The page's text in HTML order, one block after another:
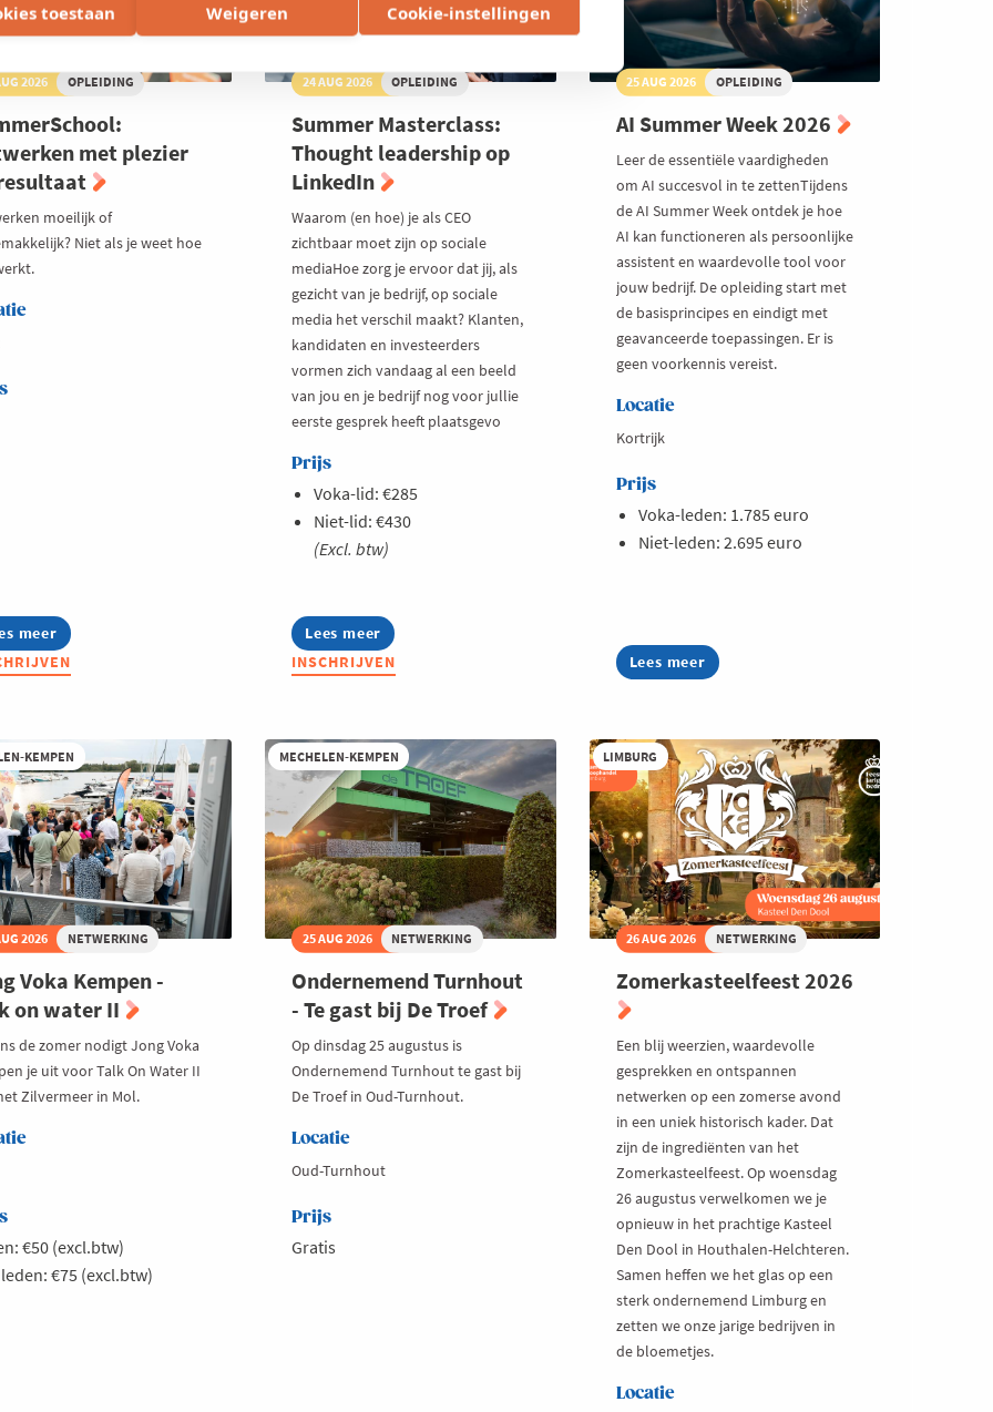
toestaan Weigeren Cookie-instellingen
2026 OPLEIDING
met plezier
moeilijk of
Niet als je weet hoe
meer
24 AUG 2026 OPLEIDING
Summer Masterclass:
Thought leadership op
LinkedIn
Waarom (en hoe) je als CEO
zichtbaar moet zijn op sociale
mediaHoe zorg je ervoor dat jij, als
gezicht van je bedrijf, op sociale
media het verschil maakt? Klanten,
kandidaten en investeerders
vormen zich vandaag al een beeld
van jou en je bedrijf nog voor jullie
eerste gesprek heeft plaatsgevo
Prijs
Voka-lid: €285
Niet-lid: €430
(Excl. btw)
Lees meer
about
Summer
Masterclass:
LinkedIn
INSCHRIJVEN
25 AUG 2026 OPLEIDING
AI Summer Week 2026
Leer de essentiële vaardigheden
om AI succesvol in te zettenTijdens
de AI Summer Week ontdek je hoe
AI kan functioneren als persoonlijke
assistent en waardevolle tool voor
jouw bedrijf. De opleiding start met
de basisprincipes en eindigt met
geavanceerde toepassingen. Er is
geen voorkennis vereist.
Locatie
Kortrijk
Prijs
Voka-leden: 1.785 euro
Niet-leden: 2.695 euro
Lees meer
about
AI
2026
KEMPEN
2026 NETWERKING
Voka Kempen -
on water II
de zomer nodigt Jong Voka
je uit voor Talk On Water II
Zilvermeer in Mol.
€50 (excl.btw)
€75 (excl.btw)
MECHELEN-KEMPEN
25 AUG 2026 NETWERKING
Ondernemend Turnhout
- Te gast bij De Troef
Op dinsdag 25 augustus is
Ondernemend Turnhout te gast bij
De Troef in Oud-Turnhout.
Locatie
Oud-Turnhout
Prijs
Gratis
LIMBURG
26 AUG 2026 NETWERKING
Zomerkasteelfeest 2026
Een blij weerzien, waardevolle
gesprekken en ontspannen
netwerken op een zomerse avond
in een uniek historisch kader. Dat
zijn de ingrediënten van het
Zomerkasteelfeest. Op woensdag
26 augustus verwelkomen we je
opnieuw in het prachtige Kasteel
Den Dool in Houthalen-Helchteren.
Samen heffen we het glas op een
sterk ondernemend Limburg en
zetten we onze jarige bedrijven in
de bloemetjes.
Locatie